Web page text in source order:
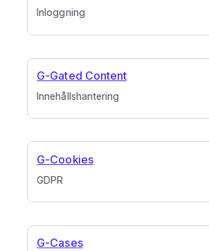
Inloggning
Innehållshantering
G-Gated Content
GDPR
G-Cookies
G-Cases